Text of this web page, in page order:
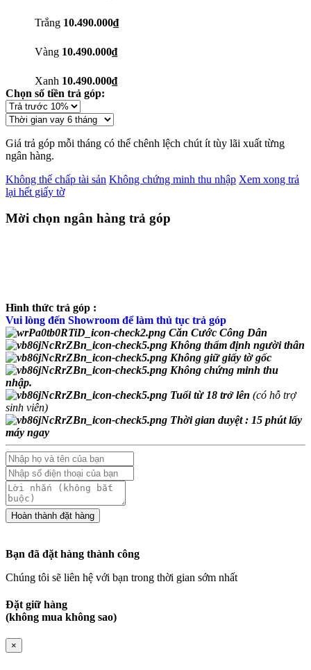
Trắng 10.490.000₫
Vàng 10.490.000₫
Xanh 10.490.000₫
Chọn số tiền trả góp:
Giá trả góp mỗi tháng có thể chênh lệch chút ít tùy lãi xuất từng
ngân hàng.
Không thế chấp tài sản Không chứng minh thu nhập Xem xong trả
lại hết giấy tờ
Mời chọn ngân hàng trả góp
Hình thức trả góp :
Vui lòng đến Showroom để làm thủ tục trả góp
Căn Cước Công Dân
Không thẩm định người thân
Không giữ giấy tờ gốc
Không chứng minh thu
nhập.
Tuổi từ 18 trở lên (có hỗ trợ
sinh viên)
Thời gian duyệt : 15 phút lấy
máy ngay
Bạn đã đặt hàng thành công
Chúng tôi sẽ liên hệ với bạn trong thời gian sớm nhất
Đặt giữ hàng
(không mua không sao)
×